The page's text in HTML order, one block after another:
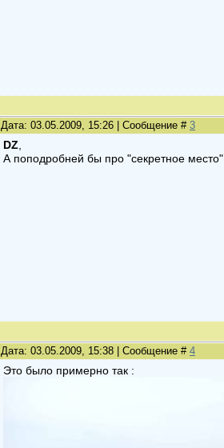
Дата: 03.05.2009, 15:26 | Сообщение # 3
DZ
А поподробней бы про "секретное место"
Дата: 03.05.2009, 15:38 | Сообщение # 4
Это было примерно так :